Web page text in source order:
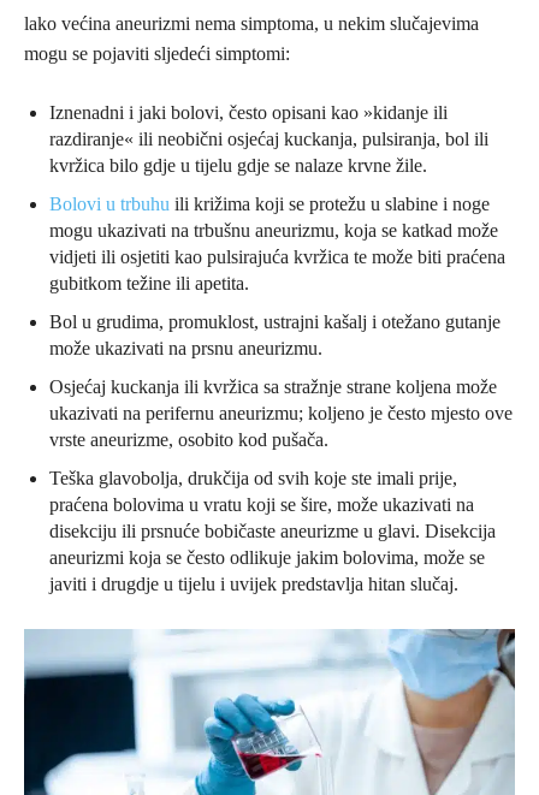
lako većina aneurizmi nema simptoma, u nekim slučajevima
mogu se pojaviti sljedeći simptomi:
Iznenadni i jaki bolovi, često opisani kao »kidanje ili
razdiranje« ili neobični osjećaj kuckanja, pulsiranja, bol ili
kvržica bilo gdje u tijelu gdje se nalaze krvne žile.
Bolovi u trbuhu ili križima koji se protežu u slabine i noge
mogu ukazivati na trbušnu aneurizmu, koja se katkad može
vidjeti ili osjetiti kao pulsirajuća kvržica te može biti praćena
gubitkom težine ili apetita.
Bol u grudima, promuklost, ustrajni kašalj i otežano gutanje
može ukazivati na prsnu aneurizmu.
Osjećaj kuckanja ili kvržica sa stražnje strane koljena može
ukazivati na perifernu aneurizmu; koljeno je često mjesto ove
vrste aneurizme, osobito kod pušača.
Teška glavobolja, drukčija od svih koje ste imali prije,
praćena bolovima u vratu koji se šire, može ukazivati na
disekciju ili prsnuće bobičaste aneurizme u glavi. Disekcija
aneurizmi koja se često odlikuje jakim bolovima, može se
javiti i drugdje u tijelu i uvijek predstavlja hitan slučaj.